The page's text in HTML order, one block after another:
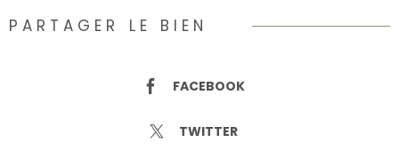
PARTAGER LE BIEN
FACEBOOK
TWITTER